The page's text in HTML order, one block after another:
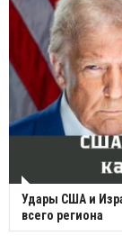
Удары США и
всего региона